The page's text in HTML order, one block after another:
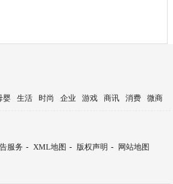
婴 生活 时尚 企业 游戏 商讯 消费 微商
服务 - XML地图 - 版权声明 -
网站地图